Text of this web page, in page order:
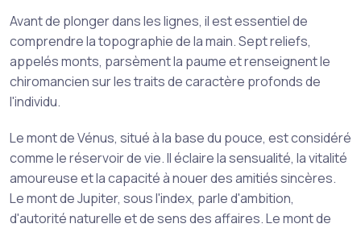
Avant de plonger dans les lignes, il est essentiel de
comprendre la topographie de la main. Sept reliefs,
appelés monts, parsèment la paume et renseignent le
chiromancien sur les traits de caractère profonds de
l'individu.
Le mont de Vénus, situé à la base du pouce, est considéré
comme le réservoir de vie. Il éclaire la sensualité, la vitalité
amoureuse et la capacité à nouer des amitiés sincères.
Le mont de Jupiter, sous l'index, parle d'ambition,
d'autorité naturelle et de sens des affaires. Le mont de